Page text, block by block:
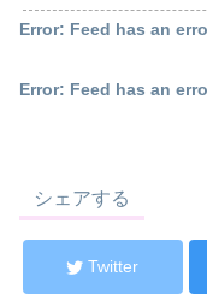
Error: Feed has an
Error: Feed has an
シェアする
Twitter